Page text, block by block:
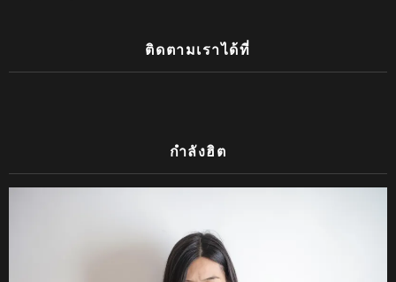
ติดตามเราได้ที่
กำลังฮิต